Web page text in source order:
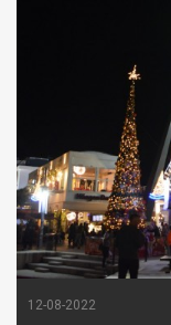
12-08-2022